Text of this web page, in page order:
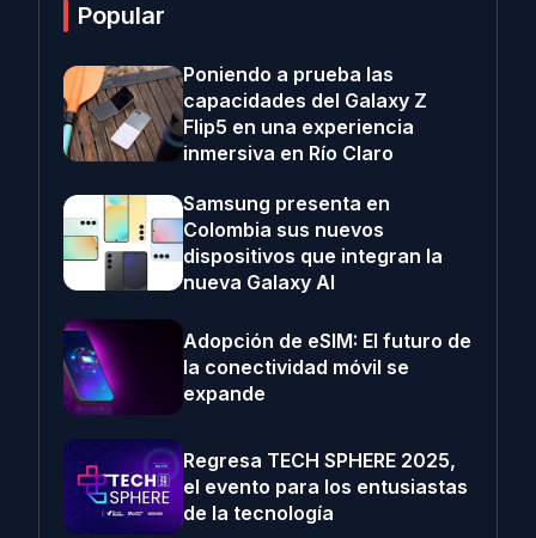
Popular
Poniendo a prueba las
capacidades del Galaxy Z
Flip5 en una experiencia
inmersiva en Río Claro
Samsung presenta en
Colombia sus nuevos
dispositivos que integran la
nueva Galaxy AI
Adopción de eSIM: El futuro de
la conectividad móvil se
expande
Regresa TECH SPHERE 2025,
el evento para los entusiastas
de la tecnología